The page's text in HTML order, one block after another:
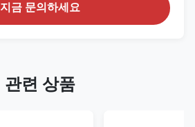
지금 문의하세요
관련 상품